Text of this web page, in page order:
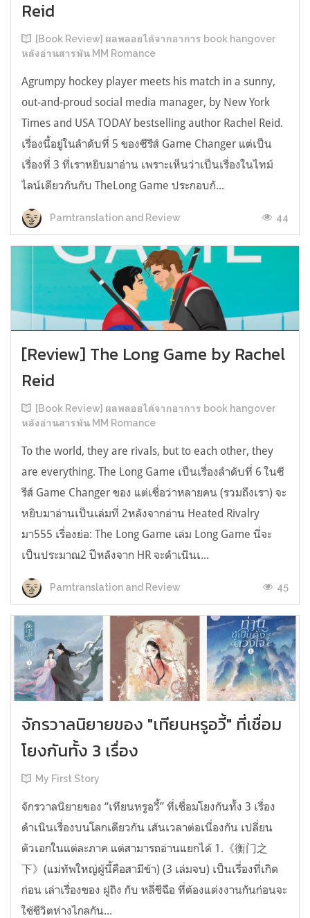
Reid
[Book Review] ผลพลอยได้จากอาการ book hangover
หลังอ่านสารพัน MM Romance
Agrumpy hockey player meets his match in a sunny,
out-and-proud social media manager, by New York
Times and USA TODAY bestselling author Rachel Reid.
เรื่องนี้อยู่ในลำดับที่ 5 ของซีรีส์ Game Changer แต่เป็น
เรื่องที่ 3 ที่เราหยิบมาอ่าน เพราะเห็นว่าเป็นเรื่องในไทม์
ไลน์เดียวกันกับ TheLong Game ประกอบกั...
Parntranslation and Review 44
[Review] The Long Game by Rachel
Reid
[Book Review] ผลพลอยได้จากอาการ book hangover
หลังอ่านสารพัน MM Romance
To the world, they are rivals, but to each other, they
are everything. The Long Game เป็นเรื่องลำดับที่ 6 ในซี
รีส์ Game Changer ของ แต่เชื่อว่าหลายคน (รวมถึงเรา) จะ
หยิบมาอ่านเป็นเล่มที่ 2หลังจากอ่าน Heated Rivalry
มา555 เรื่องย่อ: The Long Game เล่ม Long Game นี่จะ
เป็นประมาณ2 ปีหลังจาก HR จะดำเนินเ...
Parntranslation and Review 45
จักรวาลนิยายของ "เทียนหรูอวี้" ที่เชื่อม
โยงกันทั้ง 3 เรื่อง
My First Story
จักรวาลนิยายของ “เทียนหรูอวี้” ที่เชื่อมโยงกันทั้ง 3 เรื่อง
ดำเนินเรื่องบนโลกเดียวกัน เส้นเวลาต่อเนื่องกัน เปลี่ยน
ตัวเอกในแต่ละภาค แต่สามารถอ่านแยกได้ 1.《衡门之
下》(แม่ทัพใหญ่ผู้นี้คือสามีข้า) (3 เล่มจบ) เป็นเรื่องที่เกิด
ก่อน เล่าเรื่องของ ฝูถิง กับ หลี่ชีฉือ ที่ต้องแต่งงานกันก่อนจะ
ใช้ชีวิตห่างไกลกัน...